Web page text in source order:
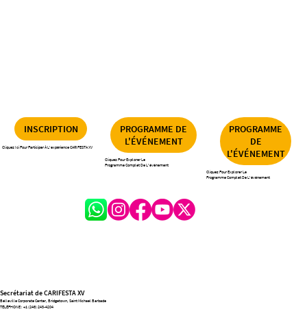
INSCRIPTION
Cliquez Ici Pour Participer À L'expérience CARIFESTA XV
PROGRAMME DE
L'ÉVÉNEMENT
Cliquez Pour Explorer Le
Programme Complet De L'événement
PROGRAMME
DE
L'ÉVÉNEMENT
Cliquez Pour Explorer Le
Programme Complet De L'événement
Secrétariat de CARIFESTA XV
Belleville Corporate Center, Bridgetown, Saint Michael Barbade
TÉLÉPHONE : +1 (246) 243-4204